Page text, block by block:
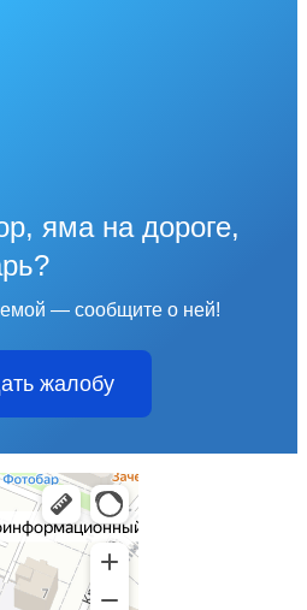
яма на дороге,
— сообщите о ней!
жалобу